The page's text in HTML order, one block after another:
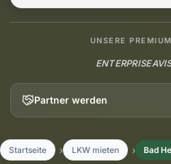
UNSERE
ENTERPRISE
Partner werden
Startseite LKW mieten Bad